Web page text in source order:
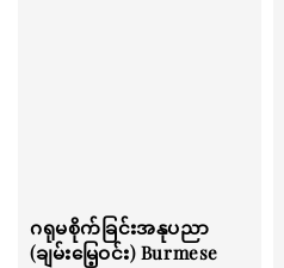
ဂရုမစိုက်ခြင်းအနုပညာ
(ချမ်းမြေ့ဝင်း) Burmese